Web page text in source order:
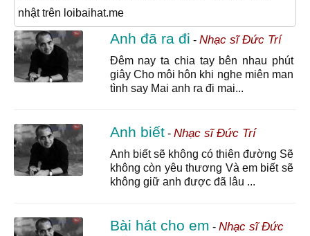
nhật trên loibaihat.me
Anh đã ra đi - Nhạc sĩ Đức Trí
Đêm nay ta chia tay bên nhau phút
giây Cho môi hôn khi nghe miên man
tình say Mai anh ra đi mai...
Anh biết- Nhạc sĩ Đức Trí
Anh biết sẽ không có thiên đường Sẽ
không còn yêu thương Và em biết sẽ
không giữ anh được đã lâu ...
Bài hát cho em - Nhạc sĩ Đức